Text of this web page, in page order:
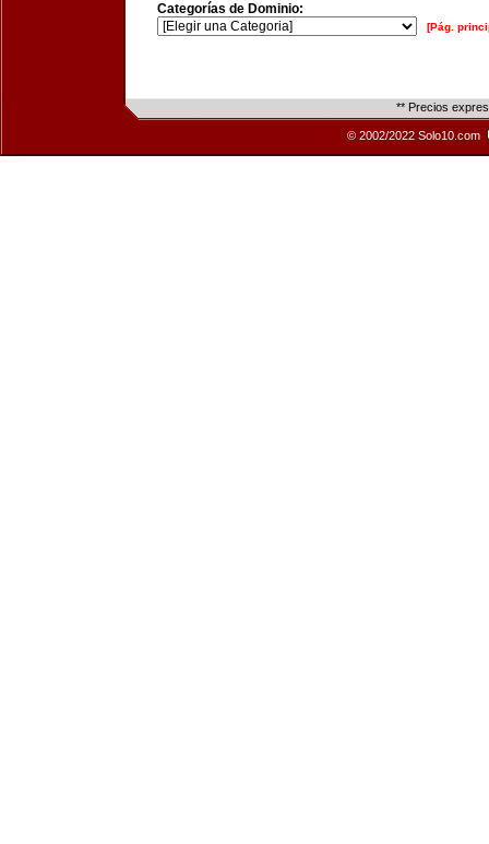
Categorías de Dominio:
[Pág.
** Precios
© 2002/2022 Solo10.com